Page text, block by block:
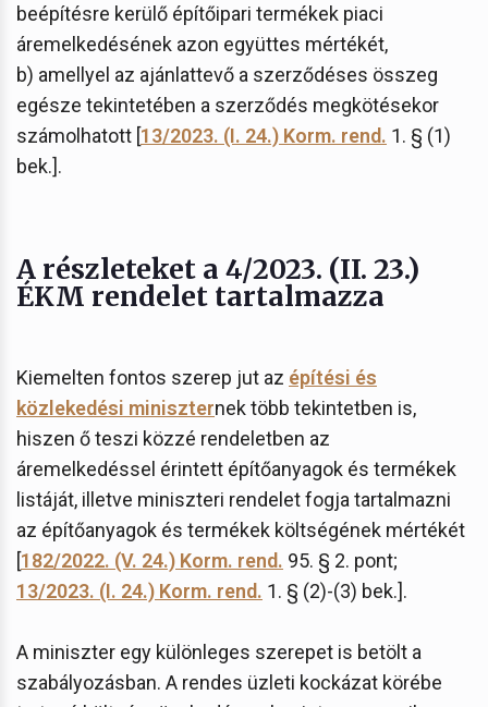
beépítésre kerülő építőipari termékek piaci
áremelkedésének azon együttes mértékét,
b) amellyel az ajánlattevő a szerződéses összeg
egésze tekintetében a szerződés megkötésekor
számolhatott [13/2023. (I. 24.) Korm. rend. 1. § (1)
bek.].
A részleteket a 4/2023. (II. 23.)
ÉKM rendelet tartalmazza
Kiemelten fontos szerep jut az építési és
közlekedési miniszternek több tekintetben is,
hiszen ő teszi közzé rendeletben az
áremelkedéssel érintett építőanyagok és termékek
listáját, illetve miniszteri rendelet fogja tartalmazni
az építőanyagok és termékek költségének mértékét
[182/2022. (V. 24.) Korm. rend. 95. § 2. pont;
13/2023. (I. 24.) Korm. rend. 1. § (2)-(3) bek.].
A miniszter egy különleges szerepet is betölt a
szabályozásban. A rendes üzleti kockázat körébe